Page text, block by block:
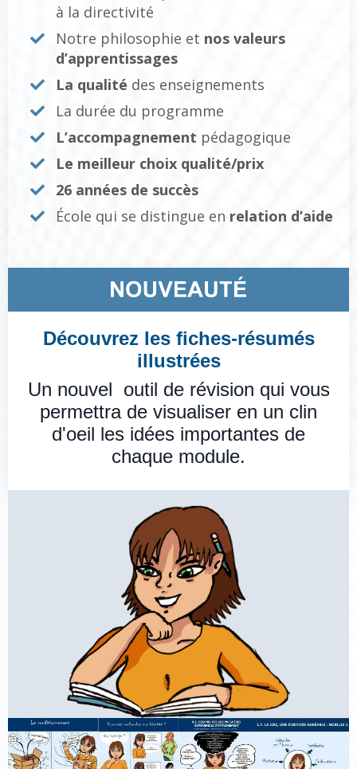
à la directivité
Notre philosophie et nos valeurs
d’apprentissages
La qualité des enseignements
La durée du programme
L’accompagnement pédagogique
Le meilleur choix qualité/prix
26 années de succès
École qui se distingue en relation d’aide
Découvrez les fiches-résumés
illustrées
Un nouvel outil de révision qui vous
permettra de visualiser en un clin
d'oeil les idées importantes de
chaque module.